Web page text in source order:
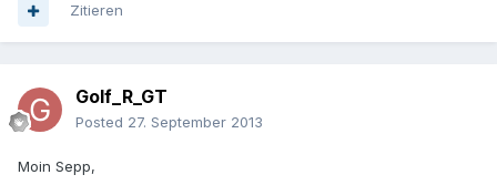
Zitieren
Golf_R_GT
Posted 27. September 2013
Moin Sepp,